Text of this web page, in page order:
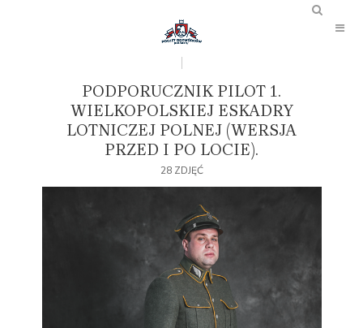
PODPORUCZNIK PILOT 1.
WIELKOPOLSKIEJ ESKADRY
LOTNICZEJ POLNEJ (WERSJA
PRZED I PO LOCIE).
28 ZDJĘĆ